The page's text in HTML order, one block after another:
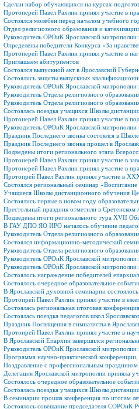
Сделан набор обучающихся на курсах
Протоиерей Павел Рахлин принял участие в
Состоялся молебен перед началом учебного
Отдел религиозного образования и
Руководитель ОРОиК Ярославской митрополии
Определены победители Конкурса «За
Протоиерей Павел Рахлин принял участие в
Приглашаем абитуриентов
Состоялся выпускной акт в Ярославской
Состоялись защиты выпускных
Руководитель ОРОиК Ярославской
Руководитель Отдела религиозного
Руководитель Отдела религиозного
Состоялась поездка учащихся Школы
Протоиерей Павел Рахлин принял участие в
Руководитель ОРОиК Ярославской
Праздник Последнего звонка состоялся в
Праздник Последнего звонка прошел в
Подведены итоги регионального этапа
Протоиерей Павел Рахлин принял участие в
Протоиерей Павел Рахлин принял участие в
Протоирей Павел Рахлин принял участие в
Состоялся региональный семинар
Учащиеся Школы дистанционного обучения
Состоялись первые в новом году
Престольный праздник отметили в Сретенском
Подведены итоги регионального тура ХVII
В ГАУ ДПО ЯО ИРО началось обучение
Руководитель Отдела религиозного
Состоялся информационно-методический
Руководитель Отдела религиозного
Руководитель ОРОиК Ярославской митрополии
Руководитель ОРОиК Ярославской митрополии
Состоялось награждение победителей
Состоялось очередное образовательное
В Ярославской духовной семинарии
Протоирей Павел Рахлин принял участие в
Состоялась региональная итоговая
Состоялась поездка педагогов школ
Праздник Посвящения в гимназисты в
Протоирей Павел Рахлин принял участие
В Ярославской Епархии завершился
Руководитель ОРОиК Ярославской
Программа научно-практической
Поздравление с профессиональным
Делегация Ярославской митрополии приняла
Состоялось очередное образовательное
Состоялась поездка учащихся Школы
В семинарии прошла конференция по итогам
Состоялось совещание председателя СОРОиК